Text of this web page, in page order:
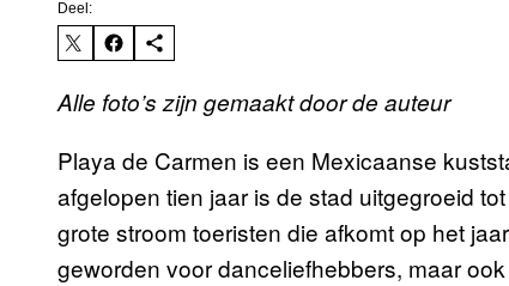
Deel:
Alle foto’s zijn gemaakt door de auteur
Playa de Carmen is een Mexicaanse
afgelopen tien jaar is de stad uitgegroeid
grote stroom toeristen die afkomt op het
geworden voor danceliefhebbers, maar